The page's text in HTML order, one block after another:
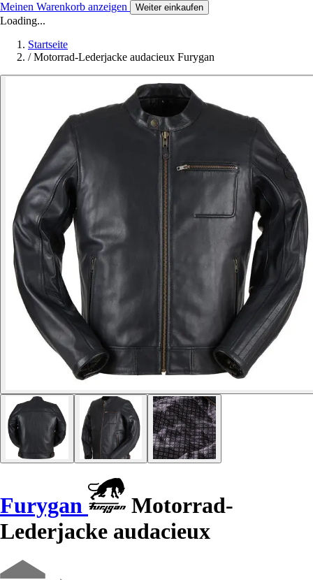
Meinen Warenkorb anzeigen Weiter einkaufen
Loading...
Startseite
/ Motorrad-Lederjacke audacieux Furygan
Furygan
Motorrad-
Lederjacke audacieux